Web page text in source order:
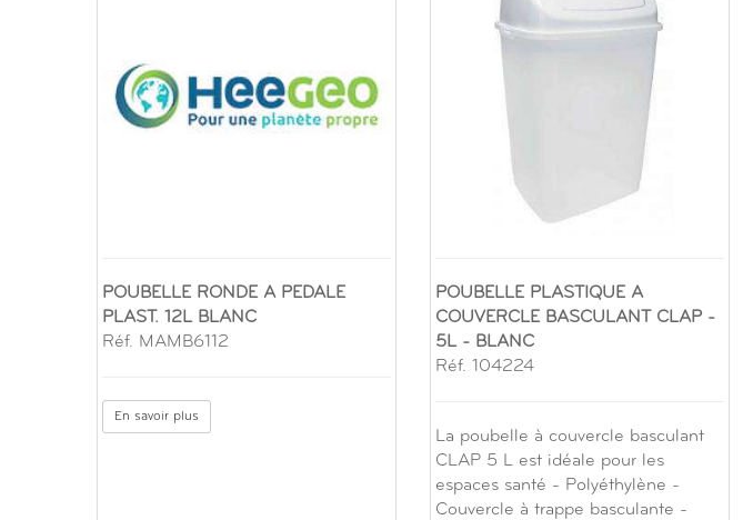
POUBELLE RONDE A PEDALE
PLAST. 12L BLANC
Réf. MAMB6112
En savoir plus
POUBELLE PLASTIQUE A
COUVERCLE BASCULANT CLAP -
5L - BLANC
Réf. 104224
La poubelle à couvercle basculant
CLAP 5 L est idéale pour les
espaces santé - Polyéthylène -
Couvercle à trappe basculante -